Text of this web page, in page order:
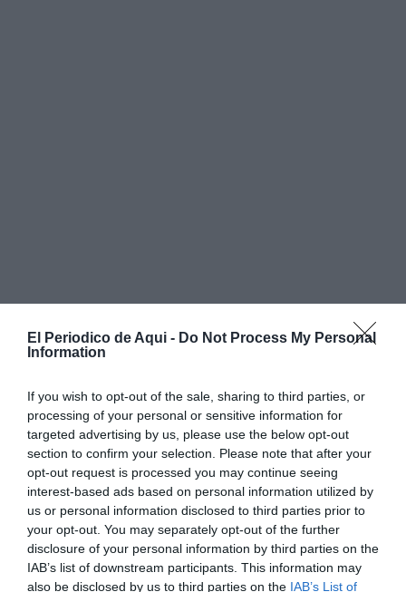
El Periodico de Aqui - Do Not Process My Personal
Information
If you wish to opt-out of the sale, sharing to third parties, or
processing of your personal or sensitive information for
targeted advertising by us, please use the below opt-out
section to confirm your selection. Please note that after your
opt-out request is processed you may continue seeing
interest-based ads based on personal information utilized by
us or personal information disclosed to third parties prior to
your opt-out. You may separately opt-out of the further
disclosure of your personal information by third parties on the
IAB’s list of downstream participants. This information may
also be disclosed by us to third parties on the IAB’s List of
Total, que hablando de todo y sobre todo, de nada, empezamos a
contarnos nuestros recientes respectivos viajes a Estados Unidos. El
también se había ido a California y a otras ciudades de la costa este. Le
dije que San Diego, Los Ángeles y Santa Bárbara me habían encantado
y que, sobre todo, nunca en mi vida me había sentido tan en mi casa